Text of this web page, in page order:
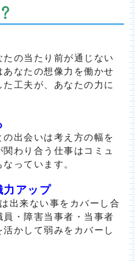
の当たり前が通じない
なたの想像力を働かせ
工夫が、あなたの力に
出会いは考え方の幅を
わり合う仕事はコミュ
っています。
力アップ
出来ない事をカバーし合
・障害当事者・当事者
かして弱みをカバーし